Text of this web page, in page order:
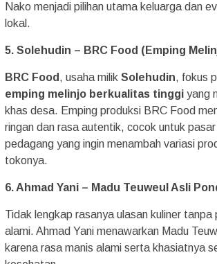
Nako menjadi pilihan utama keluarga dan
lokal.
5. Solehudin – BRC Food (Emping
BRC Food , usaha milik Solehudin, fokus
emping melinjo berkualitas tinggi yang
khas desa. Emping produksi BRC Food
ringan dan rasa autentik, cocok untuk
pedagang yang ingin menambah variasi
tokonya.
6. Ahmad Yani – Madu Teuweul Asli
Tidak lengkap rasanya ulasan kuliner tanpa
alami. Ahmad Yani menawarkan Madu
karena rasa manis alami serta khasiatnya